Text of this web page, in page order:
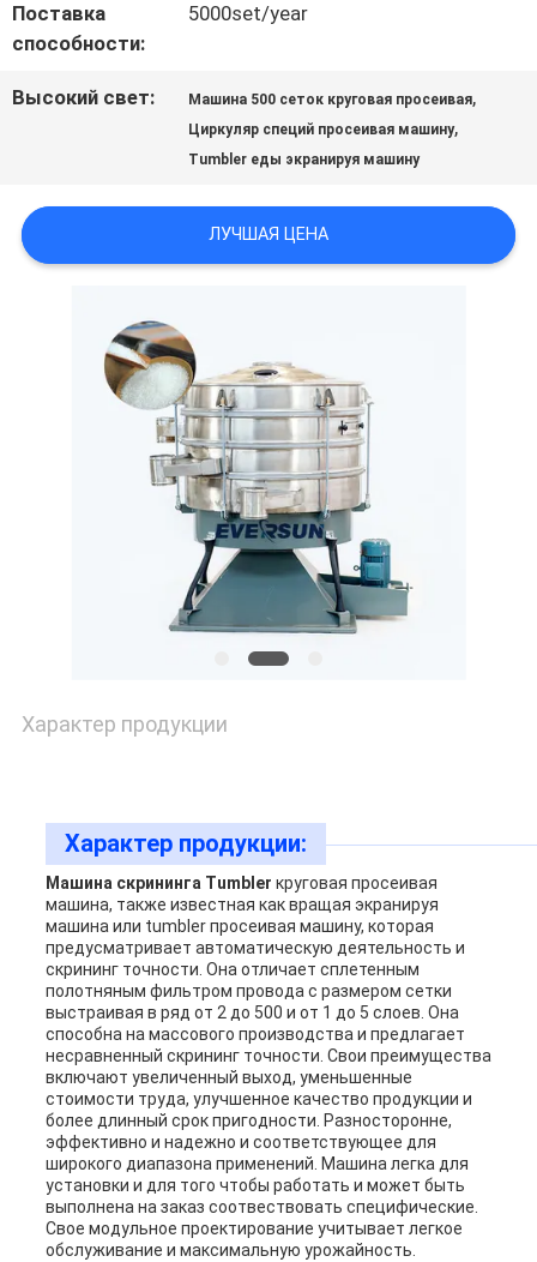
СПРОСИТЕ
ЦИТАТУ
SITEMAP
УЕДИНЕНИЯ
Поставка
способности:
5000set/year
Высокий свет: Машина 500 сеток круговая просеивая,
Циркуляр специй просеивая машину,
Tumbler еды экранируя машину
ЛУЧШАЯ ЦЕНА
Характер продукции
Характер продукции:
Машина скрининга Tumbler круговая просеивая
машина, также известная как вращая экранируя
машина или tumbler просеивая машину, которая
предусматривает автоматическую деятельность и
скрининг точности. Она отличает сплетенным
полотняным фильтром провода с размером сетки
выстраивая в ряд от 2 до 500 и от 1 до 5 слоев. Она
способна на массового производства и предлагает
несравненный скрининг точности. Свои преимущества
включают увеличенный выход, уменьшенные
стоимости труда, улучшенное качество продукции и
более длинный срок пригодности. Разносторонне,
эффективно и надежно и соответствующее для
широкого диапазона применений. Машина легка для
установки и для того чтобы работать и может быть
выполнена на заказ соотвествовать специфические.
Свое модульное проектирование учитывает легкое
обслуживание и максимальную урожайность.